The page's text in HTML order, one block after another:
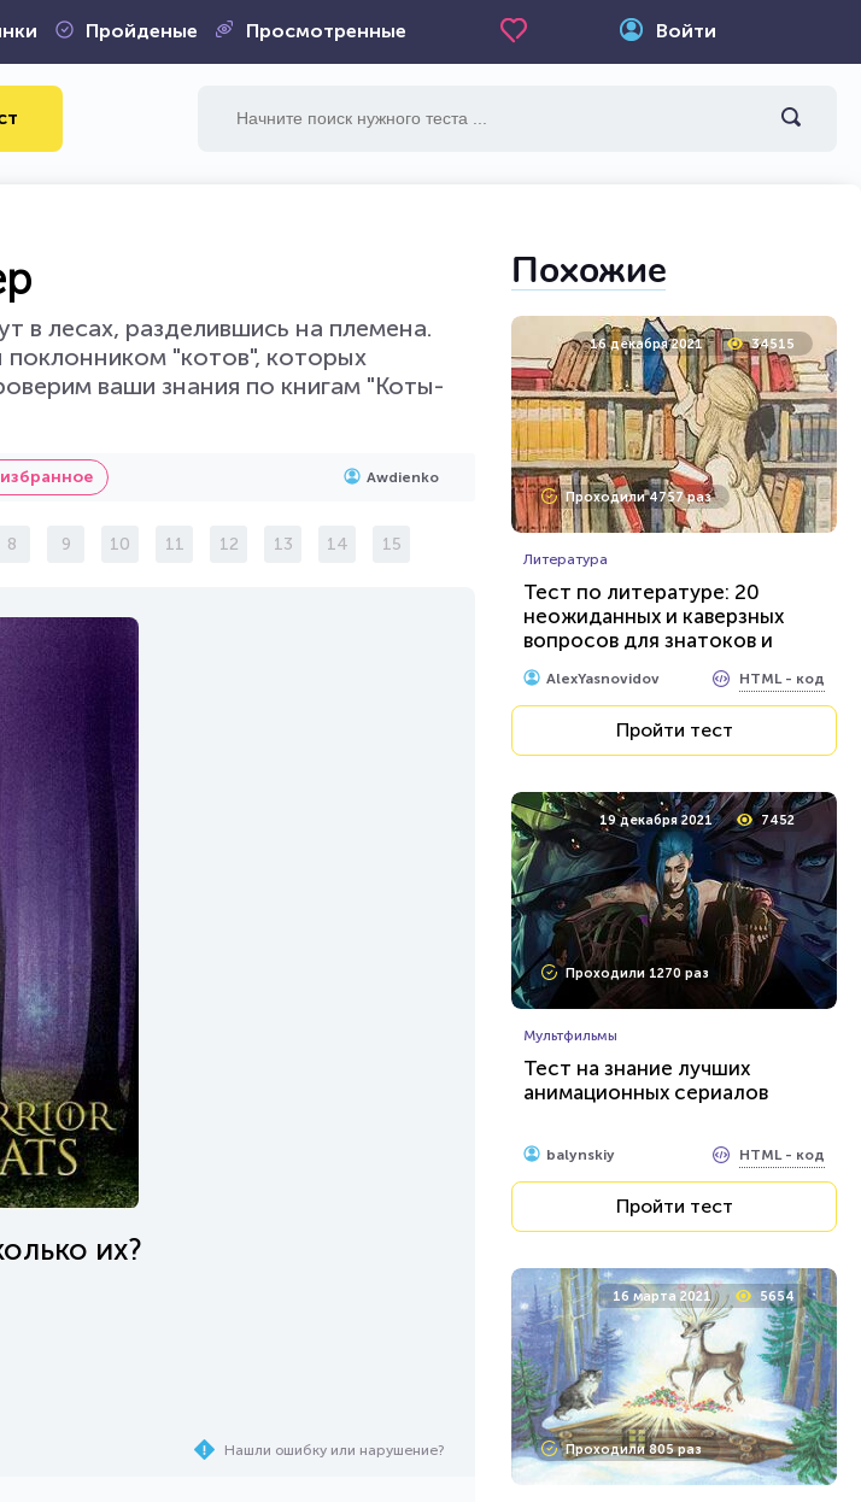
Пройденые Просмотренные Войти
в лесах, разделившись на племена.
поклонником "котов", которых
ваши знания по книгам "Коты-
Awdienko
8 9 10 11 12 13 14 15
их?
Нашли ошибку или нарушение?
Похожие
16 декабря 2021 34515
Проходили 4757 раз
Литература
Тест по литературе: 20
неожиданных и каверзных
вопросов для знатоков и
ценителей
AlexYasnovidov HTML - код
Пройти тест
19 декабря 2021 7452
Проходили 1270 раз
Мультфильмы
Тест на знание лучших
анимационных сериалов
balynskiy HTML - код
Пройти тест
16 марта 2021 5654
Проходили 805 раз